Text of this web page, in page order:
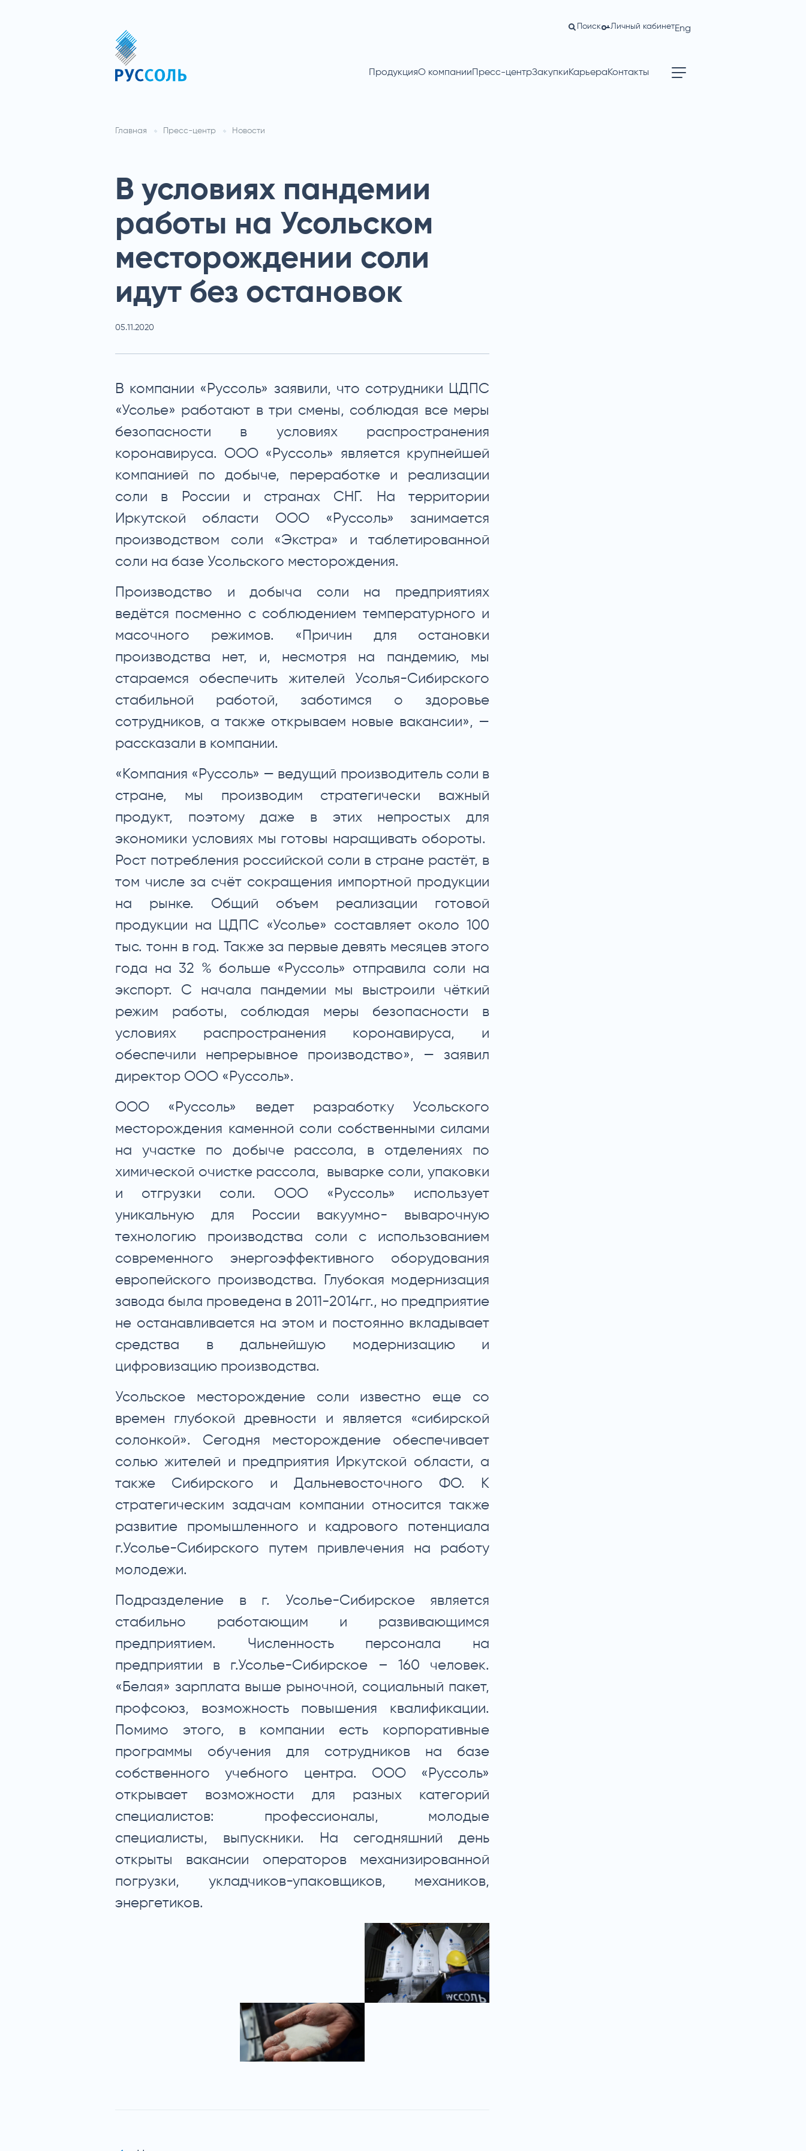
Поиск Личный кабинетEng
ПродукцияО компании Пресс-центрЗакупкиКарьераКонтакты
Главная Пресс-центр Новости
В условиях пандемии
работы на Усольском
месторождении соли
идут без остановок
05.11.2020
В компании «Руссоль» заявили, что сотрудники ЦДПС
«Усолье» работают в три смены, соблюдая все меры
безопасности в условиях распространения
коронавируса. ООО «Руссоль» является крупнейшей
компанией по добыче, переработке и реализации
соли в России и странах СНГ. На территории
Иркутской области ООО «Руссоль» занимается
производством соли «Экстра» и таблетированной
соли на базе Усольского месторождения.
Производство и добыча соли на предприятиях
ведётся посменно с соблюдением температурного и
масочного режимов. «Причин для остановки
производства нет, и, несмотря на пандемию, мы
стараемся обеспечить жителей Усолья-Сибирского
стабильной работой, заботимся о здоровье
сотрудников, а также открываем новые вакансии», —
рассказали в компании.
«Компания «Руссоль» — ведущий производитель соли в
стране, мы производим стратегически важный
продукт, поэтому даже в этих непростых для
экономики условиях мы готовы наращивать обороты.
Рост потребления российской соли в стране растёт, в
том числе за счёт сокращения импортной продукции
на рынке. Общий объем реализации готовой
продукции на ЦДПС «Усолье» составляет около 100
тыс. тонн в год. Также за первые девять месяцев этого
года на 32 % больше «Руссоль» отправила соли на
экспорт. С начала пандемии мы выстроили чёткий
режим работы, соблюдая меры безопасности в
условиях распространения коронавируса, и
обеспечили непрерывное производство», — заявил
директор ООО «Руссоль».
ООО «Руссоль» ведет разработку Усольского
месторождения каменной соли собственными силами
на участке по добыче рассола, в отделениях по
химической очистке рассола, выварке соли, упаковки
и отгрузки соли. ООО «Руссоль» использует
уникальную для России вакуумно- выварочную
технологию производства соли с использованием
современного энергоэффективного оборудования
европейского производства. Глубокая модернизация
завода была проведена в 2011-2014гг., но предприятие
не останавливается на этом и постоянно вкладывает
средства в дальнейшую модернизацию и
цифровизацию производства.
Усольское месторождение соли известно еще со
времен глубокой древности и является «сибирской
солонкой». Сегодня месторождение обеспечивает
солью жителей и предприятия Иркутской области, а
также Сибирского и Дальневосточного ФО. К
стратегическим задачам компании относится также
развитие промышленного и кадрового потенциала
г.Усолье-Сибирского путем привлечения на работу
молодежи.
Подразделение в г. Усолье-Сибирское является
стабильно работающим и развивающимся
предприятием. Численность персонала на
предприятии в г.Усолье-Сибирское – 160 человек.
«Белая» зарплата выше рыночной, социальный пакет,
профсоюз, возможность повышения квалификации.
Помимо этого, в компании есть корпоративные
программы обучения для сотрудников на базе
собственного учебного центра. ООО «Руссоль»
открывает возможности для разных категорий
специалистов: профессионалы, молодые
специалисты, выпускники. На сегодняшний день
открыты вакансии операторов механизированной
погрузки, укладчиков-упаковщиков, механиков,
энергетиков.